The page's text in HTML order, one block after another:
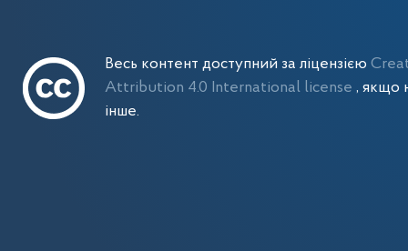
Весь контент доступний за ліцензією
Attribution 4.0 International license , якщо
інше.